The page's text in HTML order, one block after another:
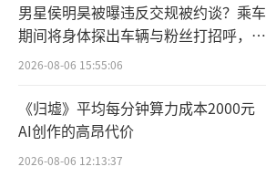
男星侯明昊被曝违反交规被约谈？乘车
期间将身体探出车辆与粉丝打招呼，当
地交警回应
2026-08-06 15:55:06
《归墟》平均每分钟算力成本2000元
AI创作的高昂代价
2026-08-06 12:13:37